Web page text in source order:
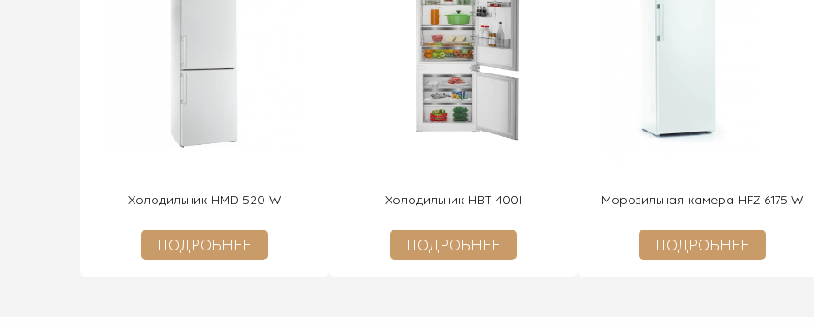
Холодильник HMD 520 W
ПОДРОБНЕЕ
Холодильник HBT 400I
ПОДРОБНЕЕ
Морозильная камера HFZ 6175 W
ПОДРОБНЕЕ